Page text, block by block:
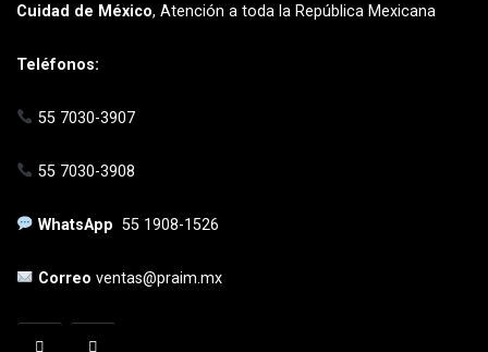
Cuidad de México, Atención a toda la República Mexicana
Teléfonos:
55 7030-3907
55 7030-3908
WhatsApp55 1908-1526
Correoventas@praim.mx